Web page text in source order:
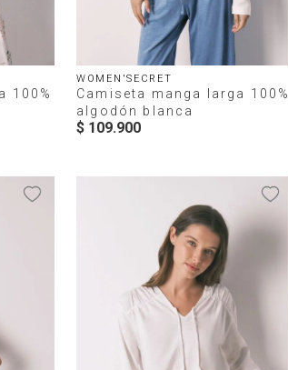
100%
WOMEN'SECRET
Camiseta manga larga 100%
algodón blanca
$ 109.900